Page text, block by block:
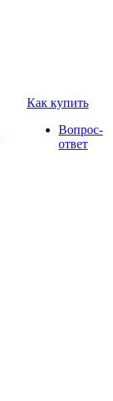
Как купить
Вопрос-
ответ